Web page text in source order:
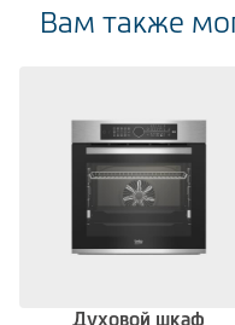
Вам также
Духовой шкаф